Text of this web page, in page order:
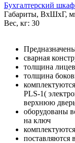
Бухгалтерский
Габариты, ВxШxГ,
Вес, кг: 30
сварная
толщина
толщина
PLS-1(
верхнюю
оборудованы
на ключ
поставляются